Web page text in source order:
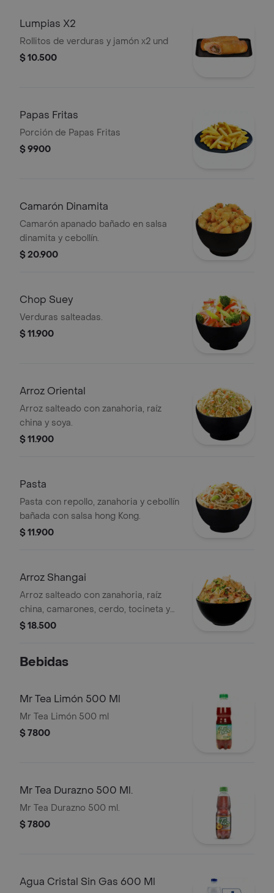
Lumpias X2
Rollitos de verduras y jamón x2 und
$ 10.500
Papas Fritas
Porción de Papas Fritas
$ 9900
Camarón Dinamita
Camarón apanado bañado en salsa
dinamita y cebollín.
$ 20.900
Chop Suey
Verduras salteadas.
$ 11.900
Arroz Oriental
Arroz salteado con zanahoria, raíz
china y soya.
$ 11.900
Pasta
Pasta con repollo, zanahoria y cebollín
bañada con salsa hong Kong.
$ 11.900
Arroz Shangai
Arroz salteado con zanahoria, raíz
china, camarones, cerdo, tocineta y
soya.
$ 18.500
Bebidas
Mr Tea Limón 500 Ml
Mr Tea Limón 500 ml
$ 7800
Mr Tea Durazno 500 Ml.
Mr Tea Durazno 500 ml.
$ 7800
Agua Cristal Sin Gas 600 Ml